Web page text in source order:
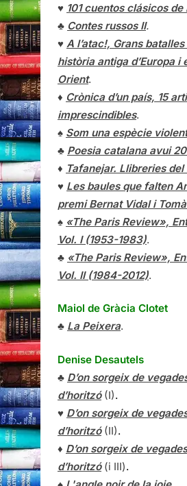
♥ 101 cuentos clásicos de
♣ Contes russos II.
♥ A l’atac!, Grans
història antiga d’Europa i
Orient.
♦ Crònica d’un país, 15
imprescindibles.
♠ Som una espècie
♣ Poesia catalana avui
♦ Tafanejar. Llibreries del
♥ Les baules que falten
premi Bernat Vidal i
♠ «The Paris Review»,
Vol. I (1953-1983).
♣ «The Paris Review»,
Vol. II (1984-2012).
Maiol de Gràcia Clotet
♣ La Peixera.
Denise Desautels
♣ D’on sorgeix de
d’horitzó(I).
♥ D’on sorgeix de
d’horitzó(II).
♦ D’on sorgeix de
d’horitzó(i III).